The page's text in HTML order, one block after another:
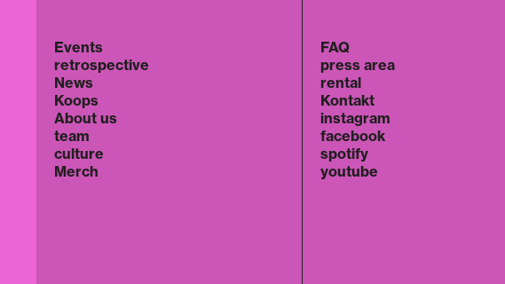
Events
retrospective
News
Koops
About us
team
culture
Merch
FAQ
press area
rental
Kontakt
instagram
facebook
spotify
youtube